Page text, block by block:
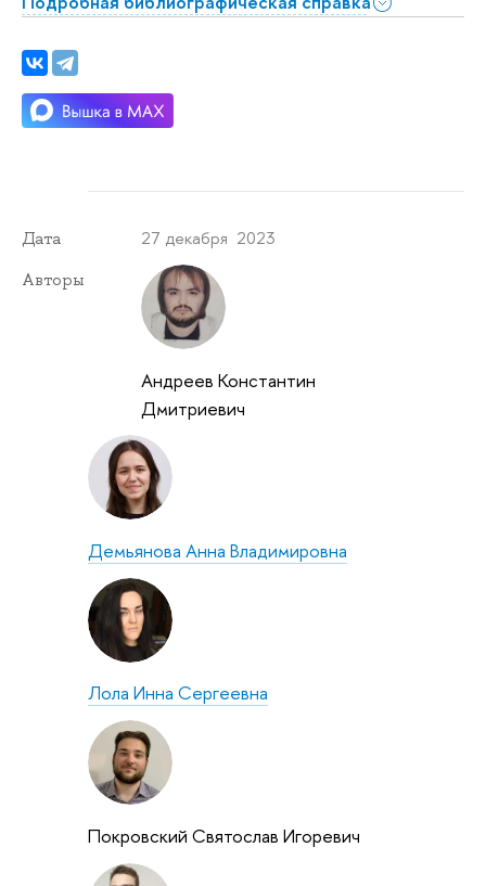
Дата 27 декабря 2023
Авторы
Андреев Константин
Дмитриевич
Демьянова Анна Владимировна
Лола Инна Сергеевна
Покровский Святослав Игоревич